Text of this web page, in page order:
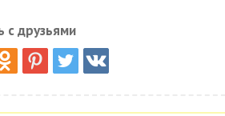
с друзьями